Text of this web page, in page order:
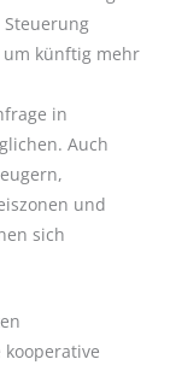
um künftig mehr
in
Auch
und
sich